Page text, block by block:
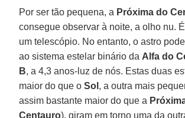
Por ser tão pequena, a Próxima do
consegue observar à noite, a olho nu.
um telescópio. No entanto, o astro
ao sistema estelar binário da Alfa do
B, a 4,3 anos-luz de nós. Estas duas
maior do que oSol , a outra mais
assim bastante maior do que a
Centauro), giram em torno uma da